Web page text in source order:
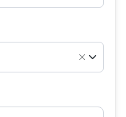
×
×